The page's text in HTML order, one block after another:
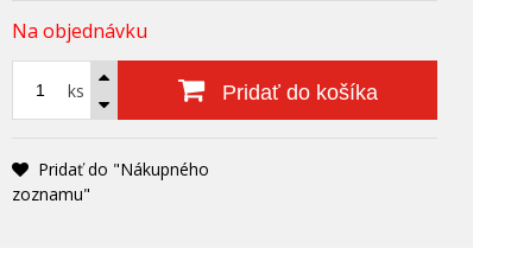
Na objednávku
ks Pridať do košíka
Pridať do "Nákupného
zoznamu"